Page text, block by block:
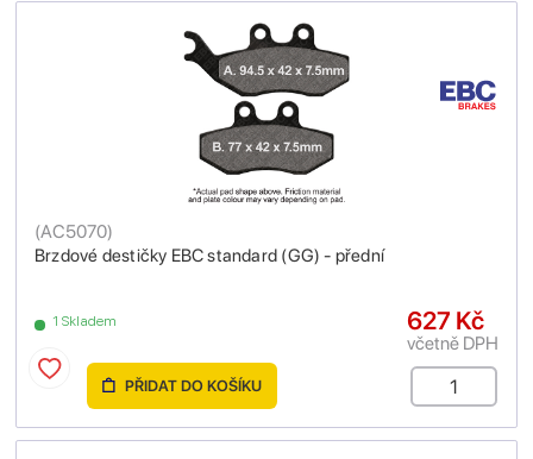
Brzdové destičky EBC standard (GG) - přední
(AC5070)
1 Skladem 627 Kč
včetně DPH
PŘIDAT DO KOŠÍKU